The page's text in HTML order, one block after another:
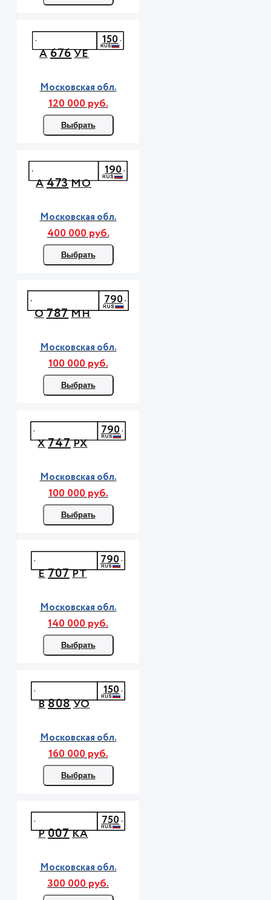
А676УЕ
150
Московская обл.
120 000 руб.
Выбрать
А473МО
190
Московская обл.
400 000 руб.
Выбрать
О787МН
790
Московская обл.
100 000 руб.
Выбрать
Х747РХ
790
Московская обл.
100 000 руб.
Выбрать
Е707РТ
790
Московская обл.
140 000 руб.
Выбрать
В808УО
150
Московская обл.
160 000 руб.
Выбрать
Р007КА
750
Московская обл.
300 000 руб.